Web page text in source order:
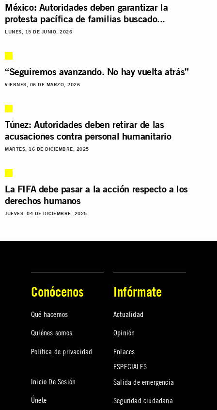
México: Autoridades deben garantizar la
protesta pacífica de familias buscado...
LUNES, 15 DE JUNIO, 2026
“Seguiremos avanzando. No hay vuelta atrás”
VIERNES, 06 DE MARZO, 2026
Túnez: Autoridades deben retirar de las
acusaciones contra personal humanitario
MARTES, 16 DE DICIEMBRE, 2025
La FIFA debe pasar a la acción respecto a los
derechos humanos
JUEVES, 04 DE DICIEMBRE, 2025
Conócenos
Qué hacemos
Quiénes somos
Política de privacidad
Inicio De Sesión
Únete
Infórmate
Actualidad
Opinión
Enlaces
ESPECIALES
Salida de emergencia
Seguridad ciudadana